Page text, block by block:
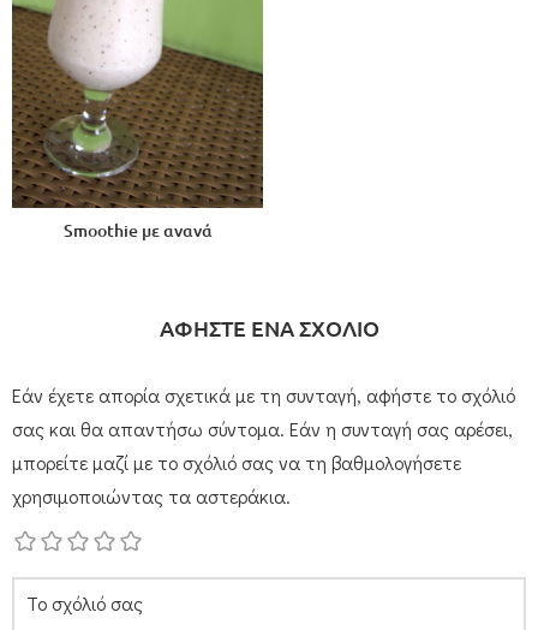
Smoothie με ανανά
ΑΦΗΣΤΕ ΕΝΑ ΣΧΟΛΙΟ
Εάν έχετε απορία σχετικά με τη συνταγή, αφήστε το σχόλιό
σας και θα απαντήσω σύντομα. Εάν η συνταγή σας αρέσει,
μπορείτε μαζί με το σχόλιό σας να τη βαθμολογήσετε
χρησιμοποιώντας τα αστεράκια.